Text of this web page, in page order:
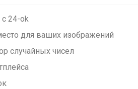
с 24-ok
для ваших изображений
случайных чисел